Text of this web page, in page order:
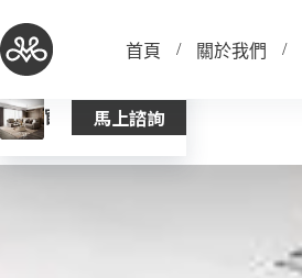
至
主
內
容
馬上諮詢
首頁 關於我們